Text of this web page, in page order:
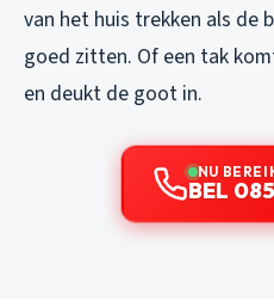
van het huis trekken als de
goed zitten. Of een tak
en deukt de goot in.
NU
BEL